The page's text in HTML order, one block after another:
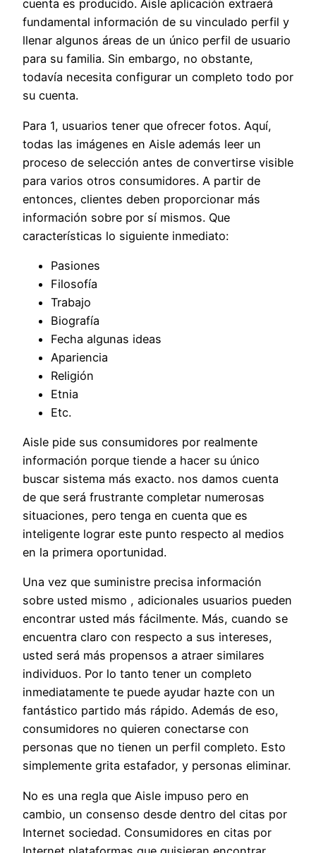
cuenta es producido. Aisle aplicación extraerá
fundamental información de su vinculado perfil y
llenar algunos áreas de un único perfil de usuario
para su familia. Sin embargo, no obstante,
todavía necesita configurar un completo todo por
su cuenta.
Para 1, usuarios tener que ofrecer fotos. Aquí,
todas las imágenes en Aisle además leer un
proceso de selección antes de convertirse visible
para varios otros consumidores. A partir de
entonces, clientes deben proporcionar más
información sobre por sí mismos. Que
características lo siguiente inmediato:
Pasiones
Filosofía
Trabajo
Biografía
Fecha algunas ideas
Apariencia
Religión
Etnia
Etc.
Aisle pide sus consumidores por realmente
información porque tiende a hacer su único
buscar sistema más exacto. nos damos cuenta
de que será frustrante completar numerosas
situaciones, pero tenga en cuenta que es
inteligente lograr este punto respecto al medios
en la primera oportunidad.
Una vez que suministre precisa información
sobre usted mismo , adicionales usuarios pueden
encontrar usted más fácilmente. Más, cuando se
encuentra claro con respecto a sus intereses,
usted será más propensos a atraer similares
individuos. Por lo tanto tener un completo
inmediatamente te puede ayudar hazte con un
fantástico partido más rápido. Además de eso,
consumidores no quieren conectarse con
personas que no tienen un perfil completo. Esto
simplemente grita estafador, y personas eliminar.
No es una regla que Aisle impuso pero en
cambio, un consenso desde dentro del citas por
Internet sociedad. Consumidores en citas por